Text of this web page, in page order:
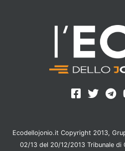
Ecodellojonio.it Copyright 2013,
02/13 del 20/12/2013 Tribunale di